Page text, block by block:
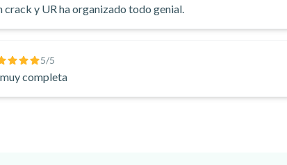
y UR ha organizado todo genial.
5/5
completa